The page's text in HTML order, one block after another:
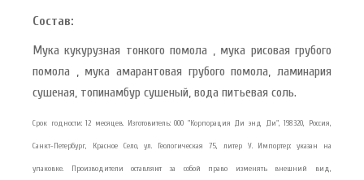
Состав:
Мука кукурузная тонкого помола , мука рисовая грубого
помола , мука амарантовая грубого помола, ламинария
сушеная, топинамбур сушеный, вода питьевая соль.
Срок годности: 12 месяцев. Изготовитель: ООО "Корпорация Ди энд Ди", 198320, Россия,
Санкт-Петербург, Красное Село, ул. Геологическая 75, литер У. Импортер: указан на
упаковке. Производители оставляют за собой право изменять внешний вид,